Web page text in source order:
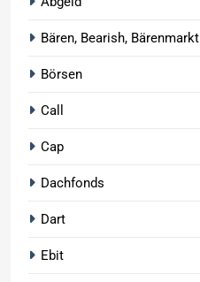
Bären, Bearish, Bärenmarkt
Börsen
Call
Cap
Dachfonds
Dart
Ebit